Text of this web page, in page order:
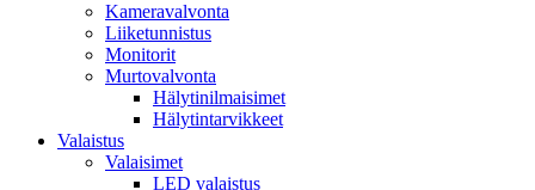
Kameravalvonta
Liiketunnistus
Monitorit
Murtovalvonta
Hälytinilmaisimet
Hälytintarvikkeet
Valaistus
Valaisimet
LED valaistus